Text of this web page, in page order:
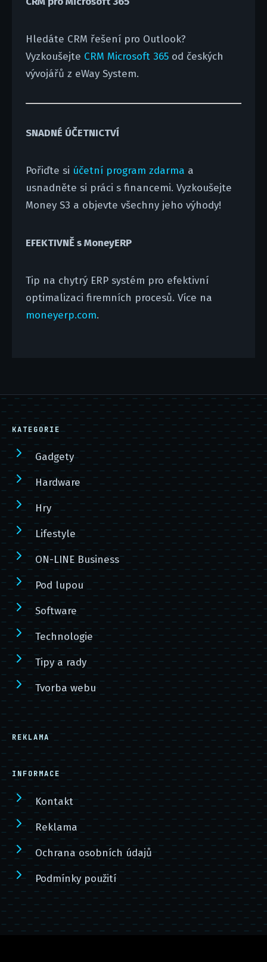
Hledáte CRM řešení pro Outlook?
Vyzkoušejte CRM Microsoft 365od českých
vývojářů z eWay System.
SNADNÉ ÚČETNICTVÍ
Pořiďte si účetní program zdarma a
usnadněte si práci s financemi. Vyzkoušejte
Money S3 a objevte všechny jeho výhody!
EFEKTIVNĚ s MoneyERP
Tip na chytrý ERP systém pro efektivní
optimalizaci firemních procesů. Více na
moneyerp.com.
KATEGORIE
Gadgety
Hardware
Hry
Lifestyle
ON-LINE Business
Pod lupou
Software
Technologie
Tipy a rady
Tvorba webu
REKLAMA
INFORMACE
Kontakt
Reklama
Ochrana osobních údajů
Podmínky použití